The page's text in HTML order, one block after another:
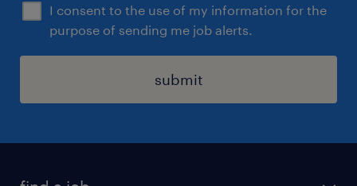
I consent to the use of my information for the
purpose of sending me job alerts.
submit